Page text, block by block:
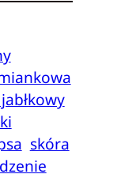
skóra